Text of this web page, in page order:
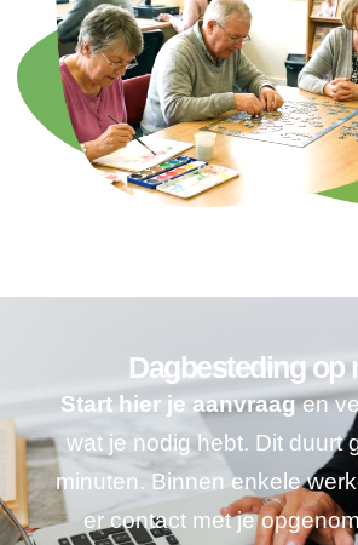
Dagbesteding op
Start hier je aanvraagen
wat je nodig hebt. Dit duurt
minuten. Binnen enkele
er contact met je